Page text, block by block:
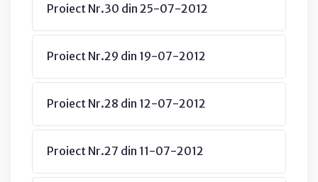
Proiect Nr.30 din 25-07-2012
Proiect Nr.29 din 19-07-2012
Proiect Nr.28 din 12-07-2012
Proiect Nr.27 din 11-07-2012